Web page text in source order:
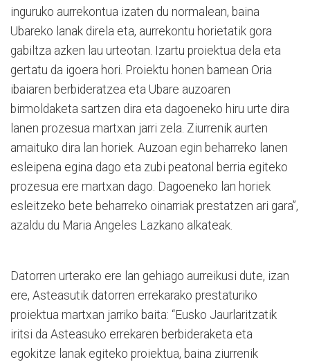
inguruko aurrekontua izaten du normalean, baina
Ubareko lanak direla eta, aurrekontu horietatik gora
gabiltza azken lau urteotan. Izartu proiektua dela eta
gertatu da igoera hori. Proiektu honen barnean Oria
ibaiaren berbideratzea eta Ubare auzoaren
birmoldaketa sartzen dira eta dagoeneko hiru urte dira
lanen prozesua martxan jarri zela. Ziurrenik aurten
amaituko dira lan horiek. Auzoan egin beharreko lanen
esleipena egina dago eta zubi peatonal berria egiteko
prozesua ere martxan dago. Dagoeneko lan horiek
esleitzeko bete beharreko oinarriak prestatzen ari gara”,
azaldu du Maria Angeles Lazkano alkateak.
Datorren urterako ere lan gehiago aurreikusi dute, izan
ere, Asteasutik datorren errekarako prestaturiko
proiektua martxan jarriko baita: “Eusko Jaurlaritzatik
iritsi da Asteasuko errekaren berbideraketa eta
egokitze lanak egiteko proiektua, baina ziurrenik